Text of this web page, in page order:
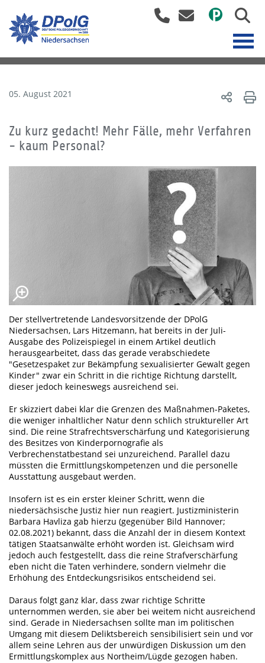
05. August 2021
Zu kurz gedacht! Mehr Fälle, mehr Verfahren
- kaum Personal?
Der stellvertretende Landesvorsitzende der DPolG
Niedersachsen, Lars Hitzemann, hat bereits in der Juli-
Ausgabe des Polizeispiegel in einem Artikel deutlich
herausgearbeitet, dass das gerade verabschiedete
"Gesetzespaket zur Bekämpfung sexualisierter Gewalt gegen
Kinder" zwar ein Schritt in die richtige Richtung darstellt,
dieser jedoch keineswegs ausreichend sei.
Er skizziert dabei klar die Grenzen des Maßnahmen-Paketes,
die weniger inhaltlicher Natur denn schlich struktureller Art
sind. Die reine Strafrechtsverschärfung und Kategorisierung
des Besitzes von Kinderpornografie als
Verbrechenstatbestand sei unzureichend. Parallel dazu
müssten die Ermittlungskompetenzen und die personelle
Ausstattung ausgebaut werden.
Insofern ist es ein erster kleiner Schritt, wenn die
niedersächsische Justiz hier nun reagiert. Justizministerin
Barbara Havliza gab hierzu (gegenüber Bild Hannover;
02.08.2021) bekannt, dass die Anzahl der in diesem Kontext
tätigen Staatsanwälte erhöht worden ist. Gleichsam wird
jedoch auch festgestellt, dass die reine Strafverschärfung
eben nicht die Taten verhindere, sondern vielmehr die
Erhöhung des Entdeckungsrisikos entscheidend sei.
Daraus folgt ganz klar, dass zwar richtige Schritte
unternommen werden, sie aber bei weitem nicht ausreichend
sind. Gerade in Niedersachsen sollte man im politischen
Umgang mit diesem Deliktsbereich sensibilisiert sein und vor
allem seine Lehren aus der unwürdigen Diskussion um den
Ermittlungskomplex aus Northeim/Lügde gezogen haben.